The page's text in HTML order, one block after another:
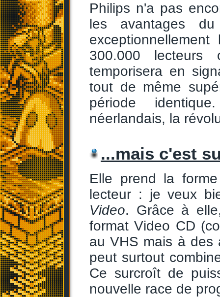
Philips n'a pas
les avantages
300.000 lecteurs
temporisera en
tout de même
période
néerlandais, la
...mais c'est
Elle prend la
lecteur : je veux
Video. Grâce à
format Video CD
au VHS mais à des
peut surtout
Ce surcroît de
nouvelle race de